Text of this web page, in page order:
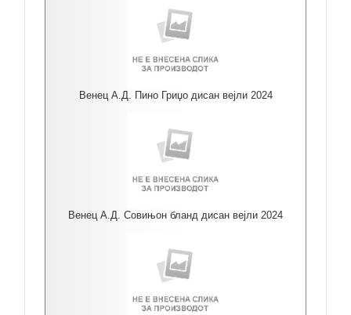
Венец А.Д. Пино Гриџо дисан вејли 2024
Венец А.Д. Совињон бланд дисан вејли 2024